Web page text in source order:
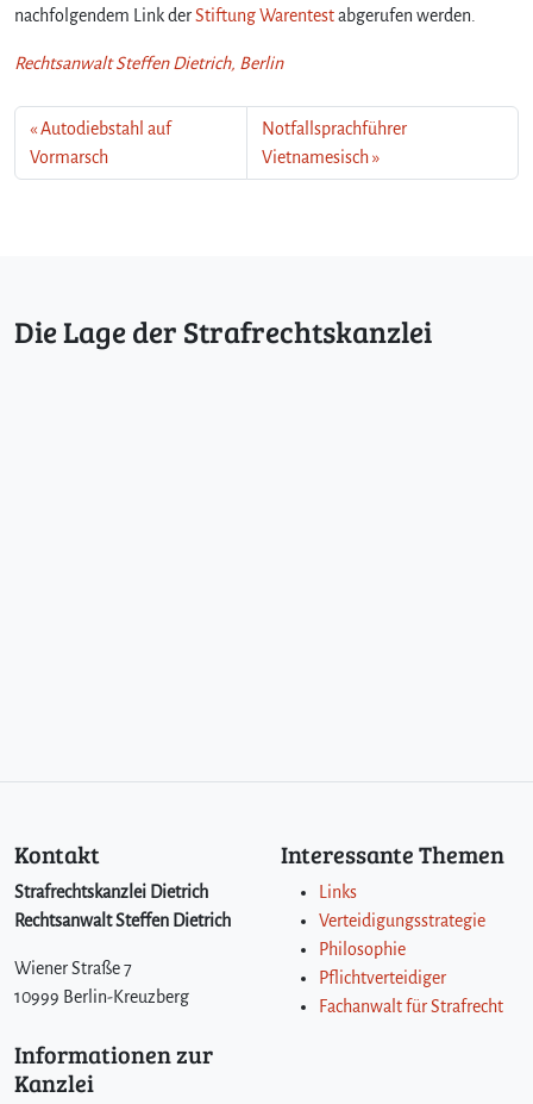
nachfolgendem Link derStiftung Warentestabgerufen werden.
Rechtsanwalt Steffen Dietrich, Berlin
Autodiebstahl auf
Vormarsch
Notfallsprachführer
Vietnamesisch
Die Lage der Strafrechtskanzlei
Kontakt
Strafrechtskanzlei Dietrich
Rechtsanwalt Steffen Dietrich
Wiener Straße 7
10999 Berlin-Kreuzberg
Interessante Themen
Links
Verteidigungsstrategie
Philosophie
Pflichtverteidiger
Fachanwalt für Strafrecht
Informationen zur
Kanzlei